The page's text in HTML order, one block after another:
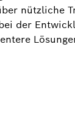
nützliche
der